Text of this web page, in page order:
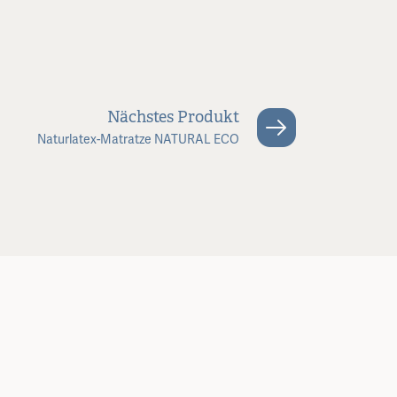
Nächstes Produkt
Naturlatex-Matratze NATURAL ECO